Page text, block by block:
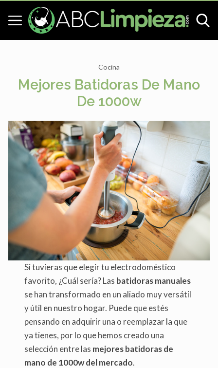
Cocina
Mejores Batidoras De Mano
De 1000w
Si tuvieras que elegir tu electrodoméstico
favorito, ¿Cuál sería? Las batidoras manuales
se han transformado en un aliado muy versátil
y útil en nuestro hogar. Puede que estés
pensando en adquirir una o reemplazar la que
ya tienes, por lo que hemos creado una
selección entre las mejores batidoras de
mano de 1000w del mercado.